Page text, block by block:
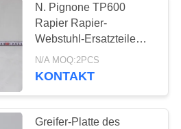
N. Pignone TP600
Rapier Rapier-
Webstuhl-Ersatzteile
des Webstuhl-
Antriebsrad-PBZ48739
N/A MOQ:2PCS
KONTAKT
Greifer-Platte des